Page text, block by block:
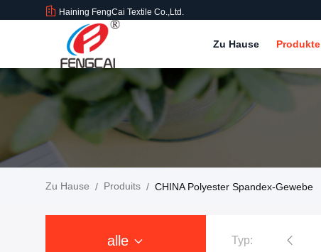
Haining FengCai Textile Co.,Ltd.
Zu Hause Produkte
Zu Hause / Produits / CHINA Polyester Spandex-Gewebe
alle Typ:
Polyester-Samt-Gewebe Leuchtstoffmaterial-Gewebe